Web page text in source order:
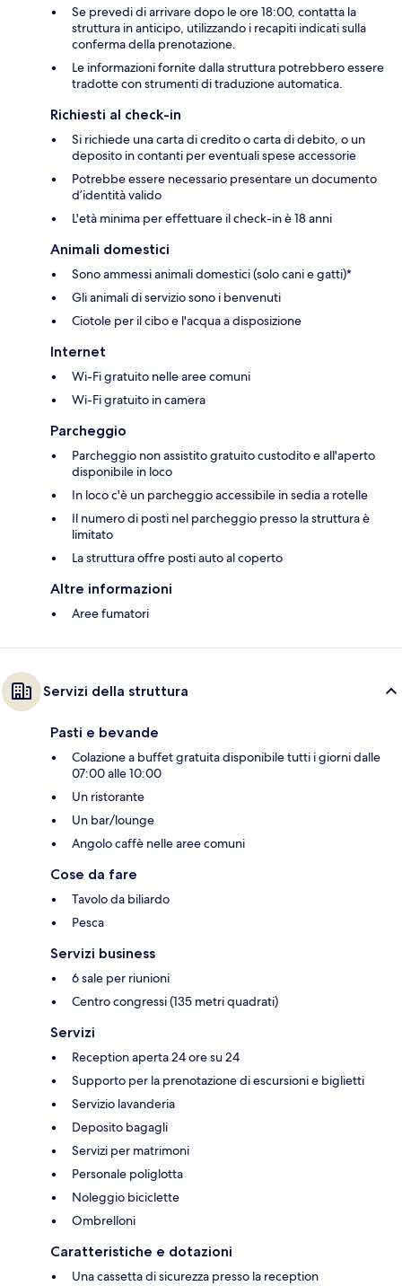
Se prevedi di arrivare dopo le ore 18:00, contatta la
struttura in anticipo, utilizzando i recapiti indicati sulla
conferma della prenotazione.
Le informazioni fornite dalla struttura potrebbero essere
tradotte con strumenti di traduzione automatica.
Richiesti al check-in
Si richiede una carta di credito o carta di debito, o un
deposito in contanti per eventuali spese accessorie
Potrebbe essere necessario presentare un documento
d’identità valido
L'età minima per effettuare il check-in è 18 anni
Animali domestici
Sono ammessi animali domestici (solo cani e gatti)*
Gli animali di servizio sono i benvenuti
Ciotole per il cibo e l'acqua a disposizione
Internet
Wi-Fi gratuito nelle aree comuni
Wi-Fi gratuito in camera
Parcheggio
Parcheggio non assistito gratuito custodito e all'aperto
disponibile in loco
In loco c'è un parcheggio accessibile in sedia a rotelle
Il numero di posti nel parcheggio presso la struttura è
limitato
La struttura offre posti auto al coperto
Altre informazioni
Aree fumatori
Servizi della struttura
Pasti e bevande
Colazione a buffet gratuita disponibile tutti i giorni dalle
07:00 alle 10:00
Un ristorante
Un bar/lounge
Angolo caffè nelle aree comuni
Cose da fare
Tavolo da biliardo
Pesca
Servizi business
6 sale per riunioni
Centro congressi (135 metri quadrati)
Servizi
Reception aperta 24 ore su 24
Supporto per la prenotazione di escursioni e biglietti
Servizio lavanderia
Deposito bagagli
Servizi per matrimoni
Personale poliglotta
Noleggio biciclette
Ombrelloni
Caratteristiche e dotazioni
Una cassetta di sicurezza presso la reception